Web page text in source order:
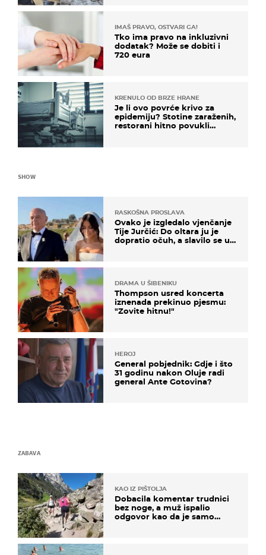
IMAŠ PRAVO, OSTVARI GA!
Tko ima pravo na inkluzivni
dodatak? Može se dobiti i
720 eura
KRENULO OD BRZE HRANE
Je li ovo povrće krivo za
epidemiju? Stotine zaraženih,
restorani hitno povukli
SHOW
RASKOŠNA PROSLAVA
Ovako je izgledalo vjenčanje
Tije Jurčić: Do oltara ju je
dopratio očuh, a slavilo se uz
DRAMA U ŠIBENIKU
Thompson usred koncerta
iznenada prekinuo pjesmu:
"Zovite hitnu!"
HEROJ
General pobjednik: Gdje i što
31 godinu nakon Oluje radi
general Ante Gotovina?
ZABAVA
KAO IZ PIŠTOLJA
Dobacila komentar trudnici
bez noge, a muž ispalio
odgovor kao da je samo